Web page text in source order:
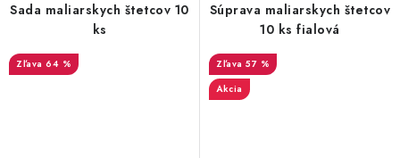
Sada maliarskych štetcov 10
ks
64 %
Súprava maliarskych štetcov
10 ks fialová
57 %
Akcia